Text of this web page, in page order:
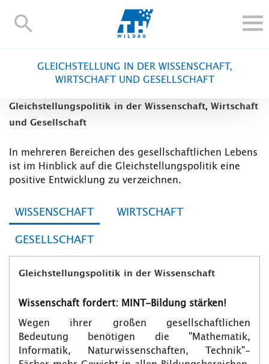
TH-
IM STUDIUM
FORSCHUNG UND TRANSFER
ALUMNI
INTERNATIONAL
BESCHÄFTIGTE
TH Online-Portal Personensuche English
GLEICHSTELLUNG IN DER WISSENSCHAFT,
WIRTSCHAFT UND GESELLSCHAFT
Gleichstellungspolitik in der Wissenschaft, Wirtschaft
und Gesellschaft
In mehreren Bereichen des gesellschaftlichen Lebens
ist im Hinblick auf die Gleichstellungspolitik eine
positive Entwicklung zu verzeichnen.
WISSENSCHAFT WIRTSCHAFT
GESELLSCHAFT
Gleichstellungspolitik in der Wissenschaft
Wissenschaft fordert: MINT-Bildung stärken!
Wegen ihrer großen gesellschaftlichen
Bedeutung benötigen die "Mathematik,
Informatik, Naturwissenschaften, Technik"-